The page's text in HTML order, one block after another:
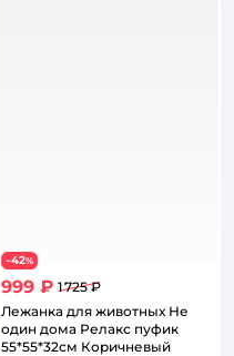
−42%
999 ₽ 1 725 ₽
Лежанка для животных Не
один дома Релакс пуфик
55*55*32см Коричневый